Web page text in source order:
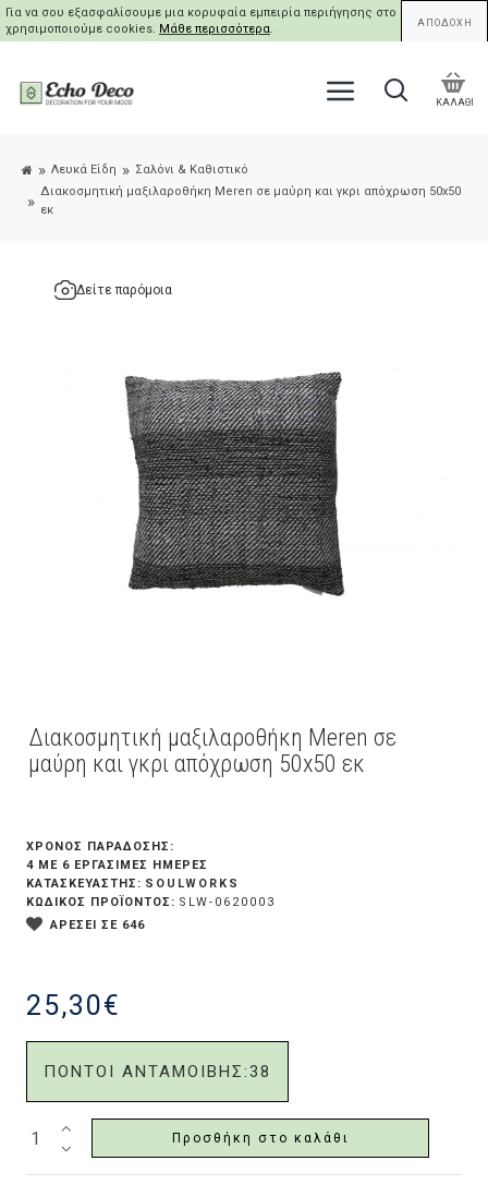
Για να σου εξασφαλίσουμε μια κορυφαία εμπειρία περιήγησης στο site μας,
χρησιμοποιούμε cookies. Μάθε περισσότερα. ΑΠΟΔΟΧΗ
ΚΑΛΑΘΙ
Λευκά Είδη
Σαλόνι & Καθιστικό
Διακοσμητική μαξιλαροθήκη Meren σε μαύρη και γκρι απόχρωση 50x50
εκ
Δείτε παρόμοια
Διακοσμητική μαξιλαροθήκη Meren σε
μαύρη και γκρι απόχρωση 50x50 εκ
25,30€
ΠΟΝΤΟΙ ΑΝΤΑΜΟΙΒΗΣ:38
ΧΡΟΝΟΣ ΠΑΡΑΔΟΣΗΣ:
4 ΜΕ 6 ΕΡΓΆΣΙΜΕΣ ΗΜΈΡΕΣ
ΚΑΤΑΣΚΕΥΑΣΤΗΣ: SOULWORKS
ΚΩΔΙΚΟΣ ΠΡΟΪΟΝΤΟΣ: SLW-0620003
ΑΡΕΣΕΙ ΣΕ 646
Προσθήκη στο καλάθι